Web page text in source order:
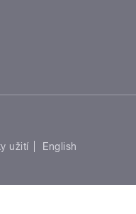
užití
English